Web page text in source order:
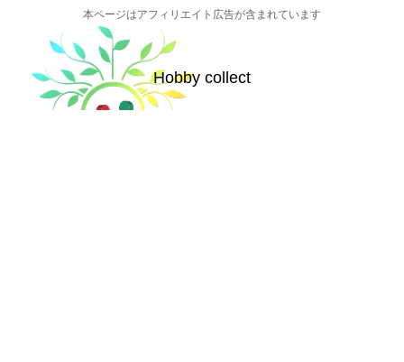
本ページはアフィリエイト広告が含まれています
Hobby collect